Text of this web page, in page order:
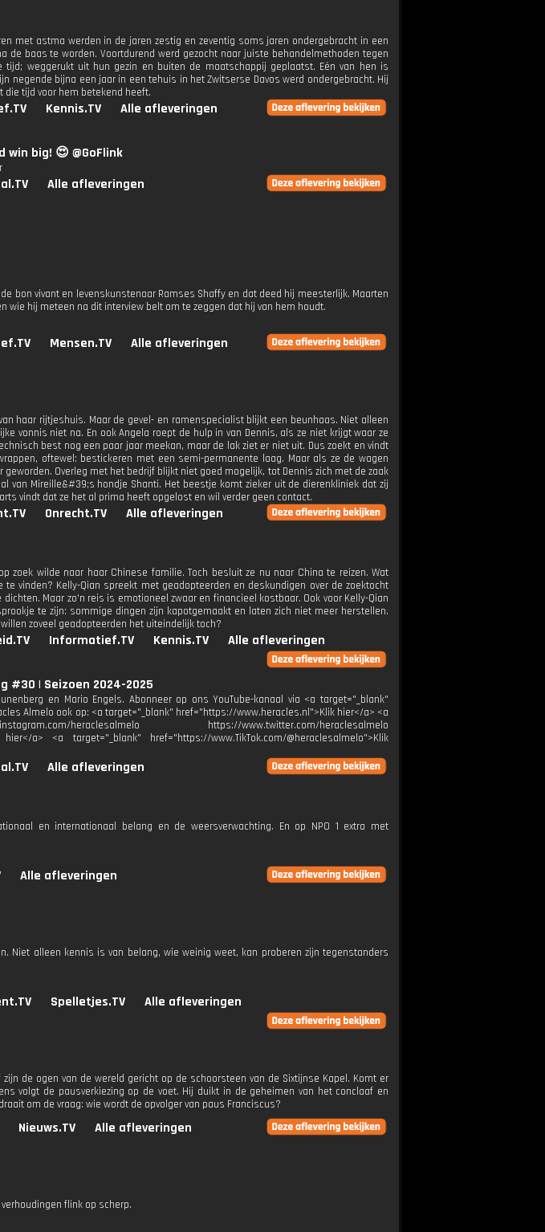
met astma werden in de jaren zestig en zeventig soms jaren ondergebracht in een
baas te worden. Voortdurend werd gezocht naar juiste behandelmethoden tegen
weggerukt uit hun gezin en buiten de maatschappij geplaatst. Eén van hen is
negende bijna een jaar in een tehuis in het Zwitserse Davos werd ondergebracht. Hij
die tijd voor hem betekend heeft.
Kennis.TV Alle afleveringen
win big! ​⁠​⁠😍 @GoFlink
Alle afleveringen
bon vivant en levenskunstenaar Ramses Shaffy en dat deed hij meesterlijk. Maarten
wie hij meteen na dit interview belt om te zeggen dat hij van hem houdt.
Mensen.TV Alle afleveringen
haar rijtjeshuis. Maar de gevel- en ramenspecialist blijkt een beunhaas. Niet alleen
vonnis niet na. En ook Angela roept de hulp in van Dennis, als ze niet krijgt waar ze
best nog een paar jaar meekan, maar de lak ziet er niet uit. Dus zoekt en vindt
oftewel: bestickeren met een semi-permanente laag. Maar als ze de wagen
Overleg met het bedrijf blijkt niet goed mogelijk, tot Dennis zich met de zaak
van Mireille&#39;s hondje Shanti. Het beestje komt zieker uit de dierenkliniek dat zij
vindt dat ze het al prima heeft opgelost en wil verder geen contact.
Onrecht.TV Alle afleveringen
zoek wilde naar haar Chinese familie. Toch besluit ze nu naar China te reizen. Wat
vinden? Kelly-Qian spreekt met geadopteerden en deskundigen over de zoektocht
Maar zo'n reis is emotioneel zwaar en financieel kostbaar. Ook voor Kelly-Qian
te zijn: sommige dingen zijn kapotgemaakt en laten zich niet meer herstellen.
zoveel geadopteerden het uiteindelijk toch?
Informatief.TV Kennis.TV Alle afleveringen
#30 | Seizoen 2024-2025
en Mario Engels. Abonneer op ons YouTube-kanaal via <a target="_blank"
Almelo ook op: <a target="_blank" href="https://www.heracles.nl">Klik hier</a> <a
heraclesalmelo https://www.twitter.com/heraclesalmelo
a> <a target="_blank" href="https://www.TikTok.com/@heraclesalmelo">Klik
Alle afleveringen
en internationaal belang en de weersverwachting. En op NPO 1 extra met
Alle afleveringen
Niet alleen kennis is van belang, wie weinig weet, kan proberen zijn tegenstanders
Spelletjes.TV Alle afleveringen
de ogen van de wereld gericht op de schoorsteen van de Sixtijnse Kapel. Komt er
volgt de pausverkiezing op de voet. Hij duikt in de geheimen van het conclaaf en
om de vraag: wie wordt de opvolger van paus Franciscus?
Nieuws.TV Alle afleveringen
flink op scherp.